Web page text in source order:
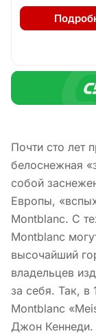
Почти сто лет
белоснежная
собой
Европы,
Montblanc. С
Montblanc
высочайший
владельцев
за себя. Так, в
Montblanc
Джон Кеннеди.